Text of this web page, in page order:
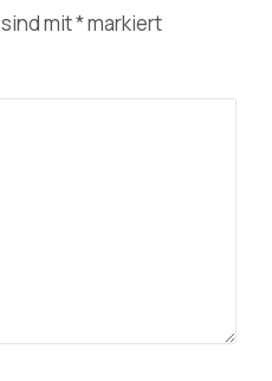
mit*markiert